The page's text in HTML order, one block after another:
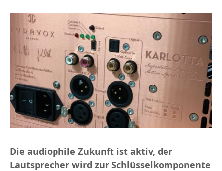
Die audiophile Zukunft ist aktiv, der
Lautsprecher wird zur Schlüsselkomponente